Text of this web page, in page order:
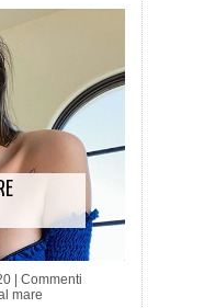
| Commenti
mare